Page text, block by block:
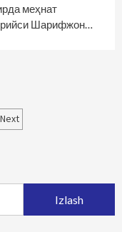
меҳнат
Шарифжон…
Next